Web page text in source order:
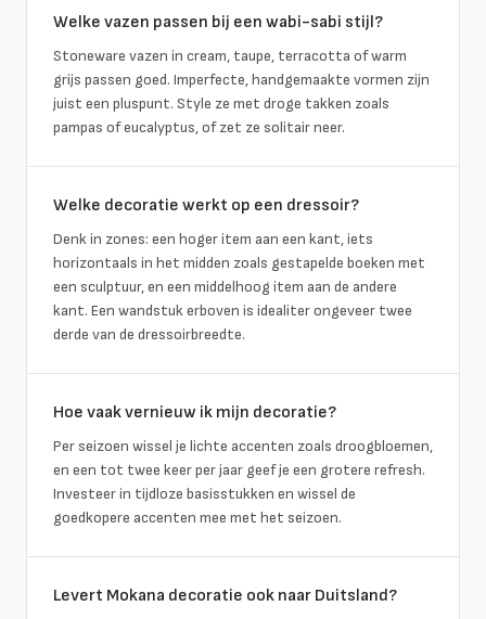
Welke vazen passen bij een wabi-sabi stijl?
Stoneware vazen in cream, taupe, terracotta of warm
grijs passen goed. Imperfecte, handgemaakte vormen zijn
juist een pluspunt. Style ze met droge takken zoals
pampas of eucalyptus, of zet ze solitair neer.
Welke decoratie werkt op een dressoir?
Denk in zones: een hoger item aan een kant, iets
horizontaals in het midden zoals gestapelde boeken met
een sculptuur, en een middelhoog item aan de andere
kant. Een wandstuk erboven is idealiter ongeveer twee
derde van de dressoirbreedte.
Hoe vaak vernieuw ik mijn decoratie?
Per seizoen wissel je lichte accenten zoals droogbloemen,
en een tot twee keer per jaar geef je een grotere refresh.
Investeer in tijdloze basisstukken en wissel de
goedkopere accenten mee met het seizoen.
Levert Mokana decoratie ook naar Duitsland?